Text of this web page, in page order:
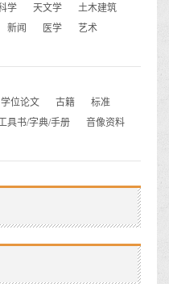
学 天文学
土木建筑
新闻 医学
艺术
学位论文 古籍
标准
具书/字典/手册
音像资料